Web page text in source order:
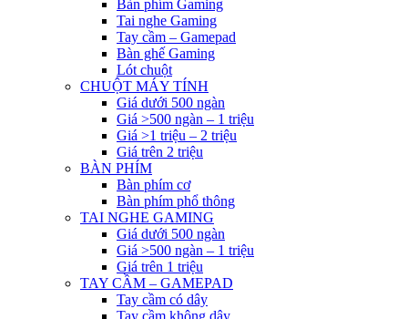
Bàn phím Gaming
Tai nghe Gaming
Tay cầm – Gamepad
Bàn ghế Gaming
Lót chuột
CHUỘT MÁY TÍNH
Giá dưới 500 ngàn
Giá >500 ngàn – 1 triệu
Giá >1 triệu – 2 triệu
Giá trên 2 triệu
BÀN PHÍM
Bàn phím cơ
Bàn phím phổ thông
TAI NGHE GAMING
Giá dưới 500 ngàn
Giá >500 ngàn – 1 triệu
Giá trên 1 triệu
TAY CẦM – GAMEPAD
Tay cầm có dây
Tay cầm không dây